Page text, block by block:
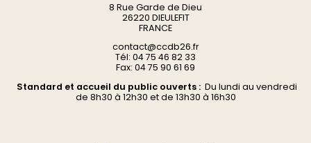
8 Rue Garde de Dieu
26220 DIEULEFIT
FRANCE
contact@ccdb26.fr
Tél: 04 75 46 82 33
Fax: 04 75 90 61 69
Standard et accueil du public ouverts :Du lundi au vendredi
de 8h30 à 12h30 et de 13h30 à 16h30